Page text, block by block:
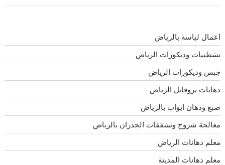
اعمال لياسة بالرياض
تشطبيات وديكورات الرياض
جبس وديكورات الرياض
دهانات بروفايل الرياض
صبغ ودهان ابواب بالرياض
معالجة شروخ وتشققات الجدران بالرياض
معلم دهانات الرياض
معلم دهانات المدينة